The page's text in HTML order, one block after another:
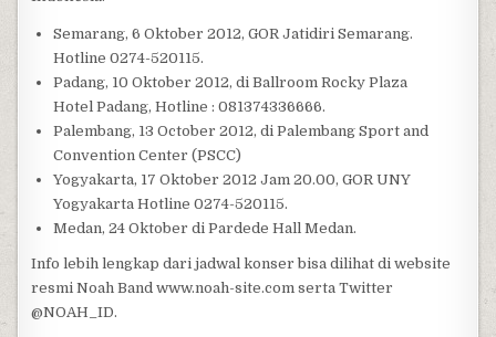
Semarang, 6 Oktober 2012, GOR Jatidiri Semarang.
Hotline 0274-520115.
Padang, 10 Oktober 2012, di Ballroom Rocky Plaza
Hotel Padang, Hotline : 081374336666.
Palembang, 13 October 2012, di Palembang Sport and
Convention Center (PSCC)
Yogyakarta, 17 Oktober 2012 Jam 20.00, GOR UNY
Yogyakarta Hotline 0274-520115.
Medan, 24 Oktober di Pardede Hall Medan.
Info lebih lengkap dari jadwal konser bisa dilihat di website
resmi Noah Band www.noah-site.com serta Twitter
@NOAH_ID.